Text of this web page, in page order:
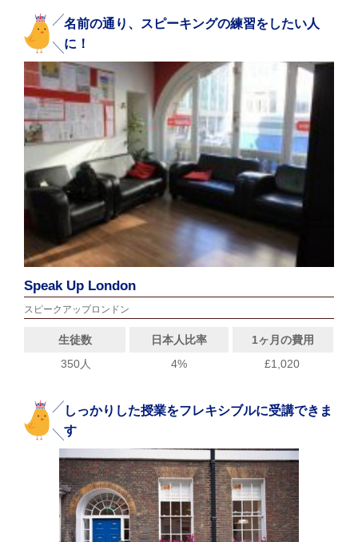
名前の通り、スピーキングの練習をしたい人
に！
Speak Up London
スピークアップロンドン
生徒数 日本人比率
1ヶ月の費用
350人
4% £1,020
しっかりした授業をフレキシブルに受講できま
す